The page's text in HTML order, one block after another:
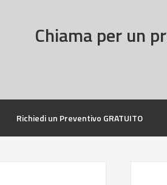
Chiama per un
Richiedi un Preventivo GRATUITO